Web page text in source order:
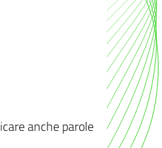
anche parole